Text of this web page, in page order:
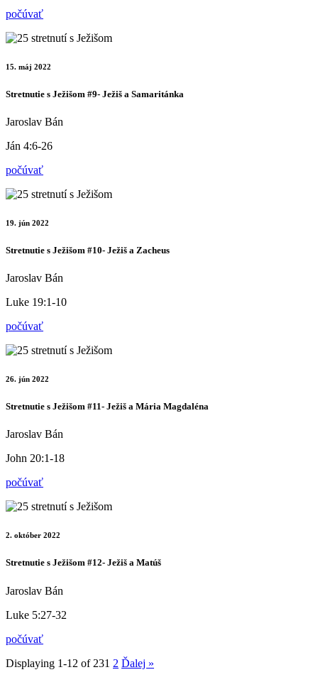
počúvať
15. máj 2022
Stretnutie s Ježišom #9- Ježiš a Samaritánka
Jaroslav Bán
Ján 4:6-26
počúvať
19. jún 2022
Stretnutie s Ježišom #10- Ježiš a Zacheus
Jaroslav Bán
Luke 19:1-10
počúvať
26. jún 2022
Stretnutie s Ježišom #11- Ježiš a Mária Magdaléna
Jaroslav Bán
John 20:1-18
počúvať
2. október 2022
Stretnutie s Ježišom #12- Ježiš a Matúš
Jaroslav Bán
Luke 5:27-32
počúvať
Displaying 1-12 of 231 2 Ďalej »